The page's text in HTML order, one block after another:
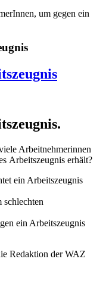
um gegen ein
Arbeitnehmerinnen
Arbeitszeugnis erhält?
ein Arbeitszeugnis
schlechten
ein Arbeitszeugnis
Redaktion der WAZ